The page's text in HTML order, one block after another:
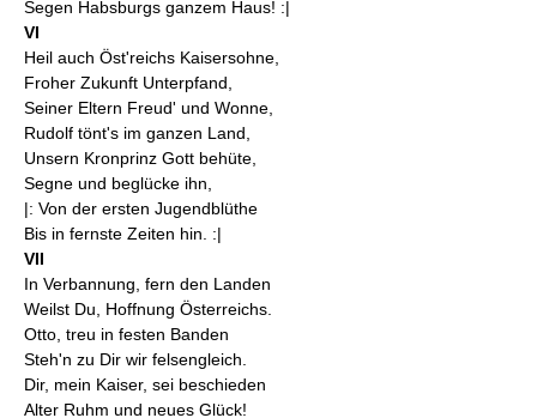
Segen Habsburgs ganzem Haus! :|
VI
Heil auch Öst'reichs Kaisersohne,
Froher Zukunft Unterpfand,
Seiner Eltern Freud' und Wonne,
Rudolf tönt's im ganzen Land,
Unsern Kronprinz Gott behüte,
Segne und beglücke ihn,
|: Von der ersten Jugendblüthe
Bis in fernste Zeiten hin. :|
VII
In Verbannung, fern den Landen
Weilst Du, Hoffnung Österreichs.
Otto, treu in festen Banden
Steh'n zu Dir wir felsengleich.
Dir, mein Kaiser, sei beschieden
Alter Ruhm und neues Glück!